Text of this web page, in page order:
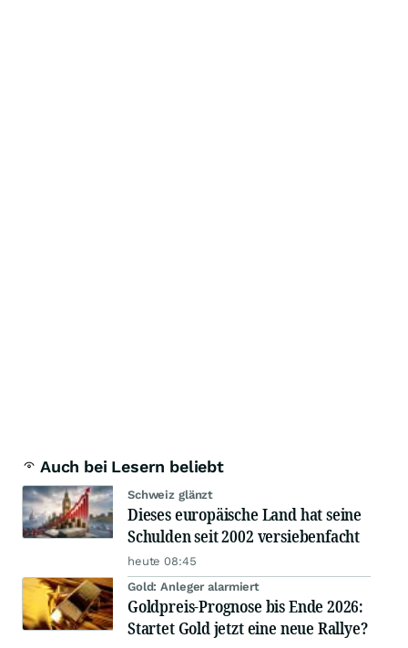
Auch bei Lesern beliebt
Schweiz glänzt
Dieses europäische Land hat seine
Schulden seit 2002 versiebenfacht
heute 08:45
Gold: Anleger alarmiert
Goldpreis-Prognose bis Ende 2026:
Startet Gold jetzt eine neue Rallye?